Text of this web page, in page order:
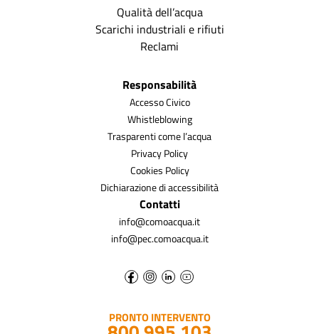
Qualità dell’acqua
Scarichi industriali e rifiuti
Reclami
Responsabilità
Accesso Civico
Whistleblowing
Trasparenti come l’acqua
Privacy Policy
Cookies Policy
Dichiarazione di accessibilità
Contatti
info@comoacqua.it
info@pec.comoacqua.it
PRONTO INTERVENTO